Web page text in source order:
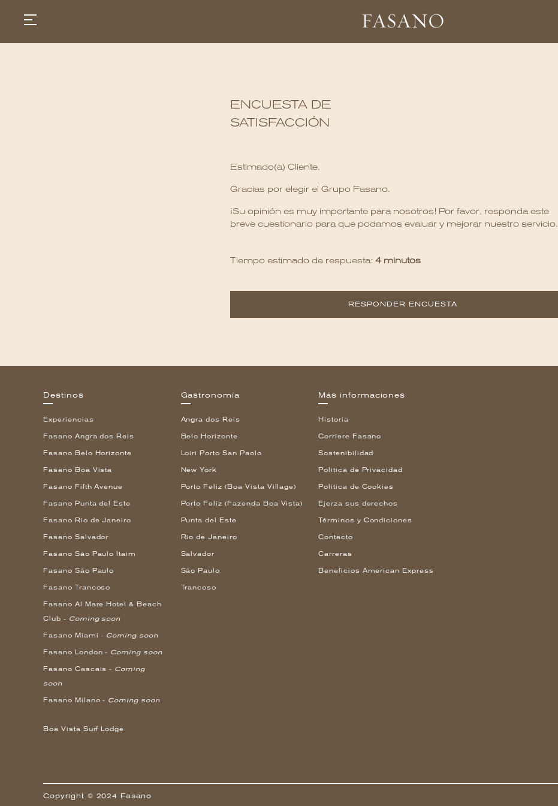
ENCUESTA DE
SATISFACCIÓN
Estimado(a) Cliente,
Gracias por elegir el Grupo Fasano.
¡Su opinión es muy importante para nosotros! Por favor, responda este
breve cuestionario para que podamos evaluar y mejorar nuestro servicio.
Tiempo estimado de respuesta: 4 minutos
RESPONDER ENCUESTA
Destinos
Experiencias
Fasano Angra dos Reis
Fasano Belo Horizonte
Fasano Boa Vista
Fasano Fifth Avenue
Fasano Punta del Este
Fasano Rio de Janeiro
Fasano Salvador
Fasano São Paulo Itaim
Fasano São Paulo
Fasano Trancoso
Fasano Al Mare Hotel & Beach
Club - Coming soon
Fasano Miami - Coming soon
Fasano London - Coming soon
Fasano Cascais - Coming
soon
Fasano Milano - Coming soon
Boa Vista Surf Lodge
Gastronomía
Angra dos Reis
Belo Horizonte
Loiri Porto San Paolo
New York
Porto Feliz (Boa Vista Village)
Porto Feliz (Fazenda Boa Vista)
Punta del Este
Rio de Janeiro
Salvador
São Paulo
Trancoso
Más informaciones
Historia
Corriere Fasano
Sostenibilidad
Política de Privacidad
Política de Cookies
Ejerza sus derechos
Términos y Condiciones
Contacto
Carreras
Beneficios American Express
Copyright © 2024 Fasano